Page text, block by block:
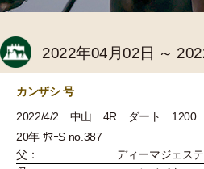
2022年04月02日 ～
カンザシ 号
2022/4/2 中山 4R ダート 1200
20年 ｻﾏｰS no.387
父：
ディーマジェス